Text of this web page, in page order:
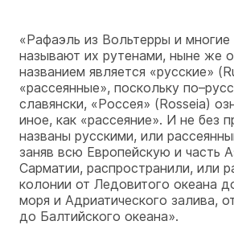
«Рафаэль из Вольтерры и
называют их рутенами, ныне же
названием является «русские»
«рассеянные», поскольку
славянски, «Россея» (Rosseia)
иное, как «рассеяние». И не без
названы русскими, или
заняв всю Европейскую и часть
Сарматии, распространили, или
колонии от Ледовитого океана
моря и Адриатического залива,
до Балтийского океана».